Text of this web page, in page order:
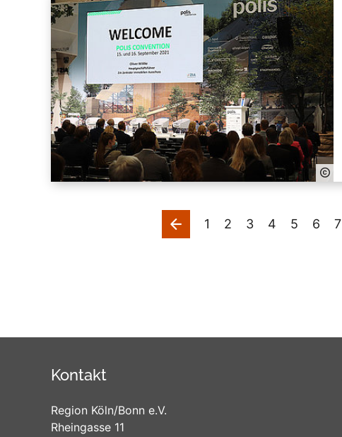
vorherige
1 2 3 4 5 6 7
Kontakt
Region Köln/Bonn e.V.
Rheingasse 11